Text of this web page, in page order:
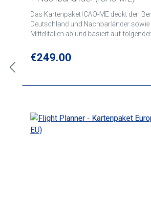
Das Kartenpaket ICAO-ME deckt den
Deutschland und Nachbarländer sowie
Mittelitalien ab und basiert auf
Karten Österreich, Schweiz, Tschechien,
Dänemark, Niederlande, Belgien und
Regular price:
€249.00